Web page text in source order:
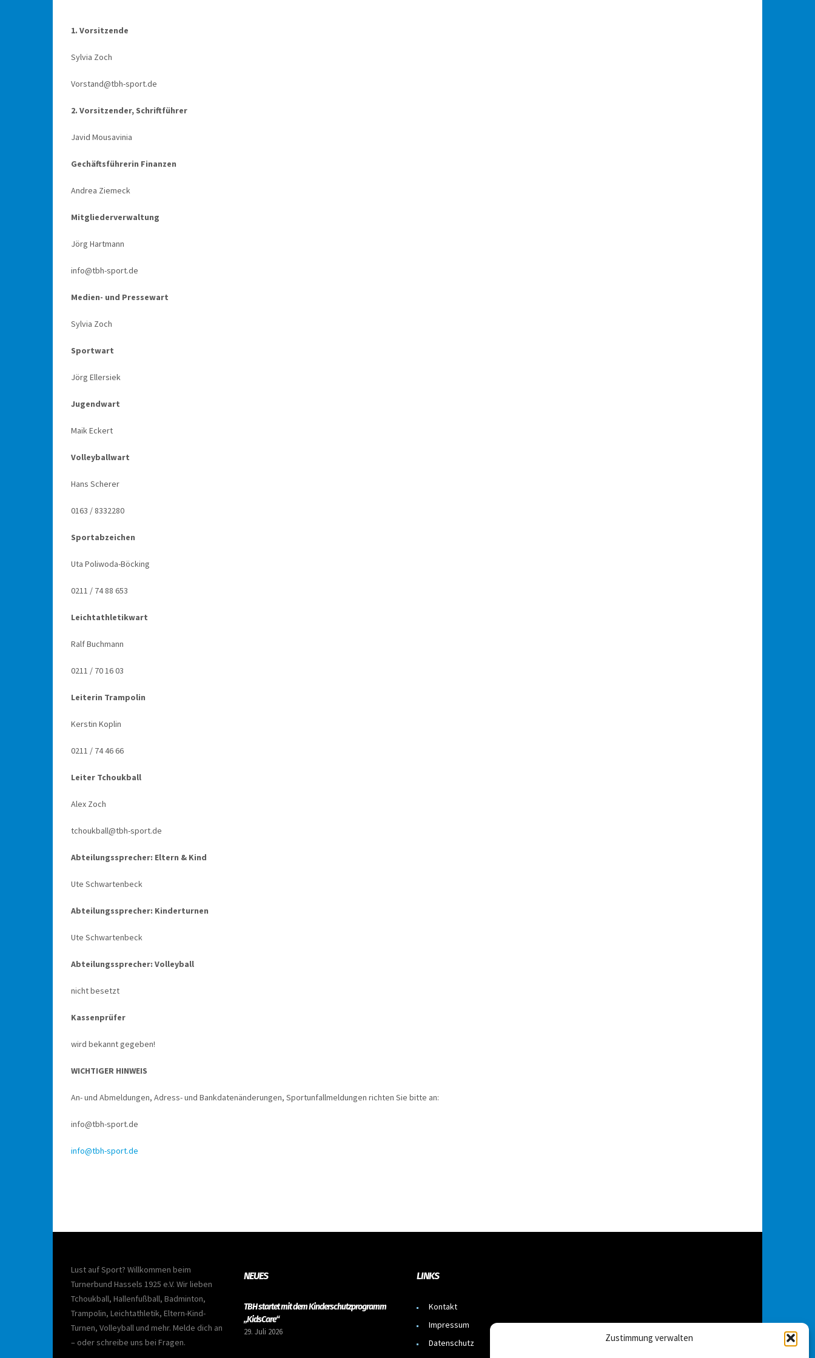
Zustimmung verwalten
1. Vorsitzende
Sylvia Zoch
Vorstand@tbh-sport.de
2. Vorsitzender, Schriftführer
Javid Mousavinia
Gechäftsführerin Finanzen
Andrea Ziemeck
Mitgliederverwaltung
Jörg Hartmann
info@tbh-sport.de
Medien- und Pressewart
Sylvia Zoch
Sportwart
Jörg Ellersiek
Jugendwart
Maik Eckert
Volleyballwart
Hans Scherer
0163 / 8332280
Sportabzeichen
Uta Poliwoda-Böcking
0211 / 74 88 653
Leichtathletikwart
Ralf Buchmann
0211 / 70 16 03
Leiterin Trampolin
Kerstin Koplin
0211 / 74 46 66
Leiter Tchoukball
Alex Zoch
tchoukball@tbh-sport.de
Abteilungssprecher: Eltern & Kind
Ute Schwartenbeck
Abteilungssprecher: Kinderturnen
Ute Schwartenbeck
Abteilungssprecher: Volleyball
nicht besetzt
Kassenprüfer
wird bekannt gegeben!
WICHTIGER HINWEIS
An- und Abmeldungen, Adress- und Bankdatenänderungen, Sportunfallmeldungen richten Sie bitte an:
info@tbh-sport.de
info@tbh-sport.de
Lust auf Sport? Willkommen beim
Turnerbund Hassels 1925 e.V. Wir lieben
Tchoukball, Hallenfußball, Badminton,
Trampolin, Leichtathletik, Eltern-Kind-
Turnen, Volleyball und mehr. Melde dich an
– oder schreibe uns bei Fragen.
NEUES
TBH startet mit dem Kinderschutzprogramm
„KidsCare“
29. Juli 2026
LINKS
Kontakt
Impressum
Datenschutz